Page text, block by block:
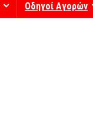
Οδηγοί Αγορών